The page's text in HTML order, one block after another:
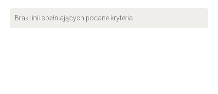
Brak linii spełniających podane kryteria